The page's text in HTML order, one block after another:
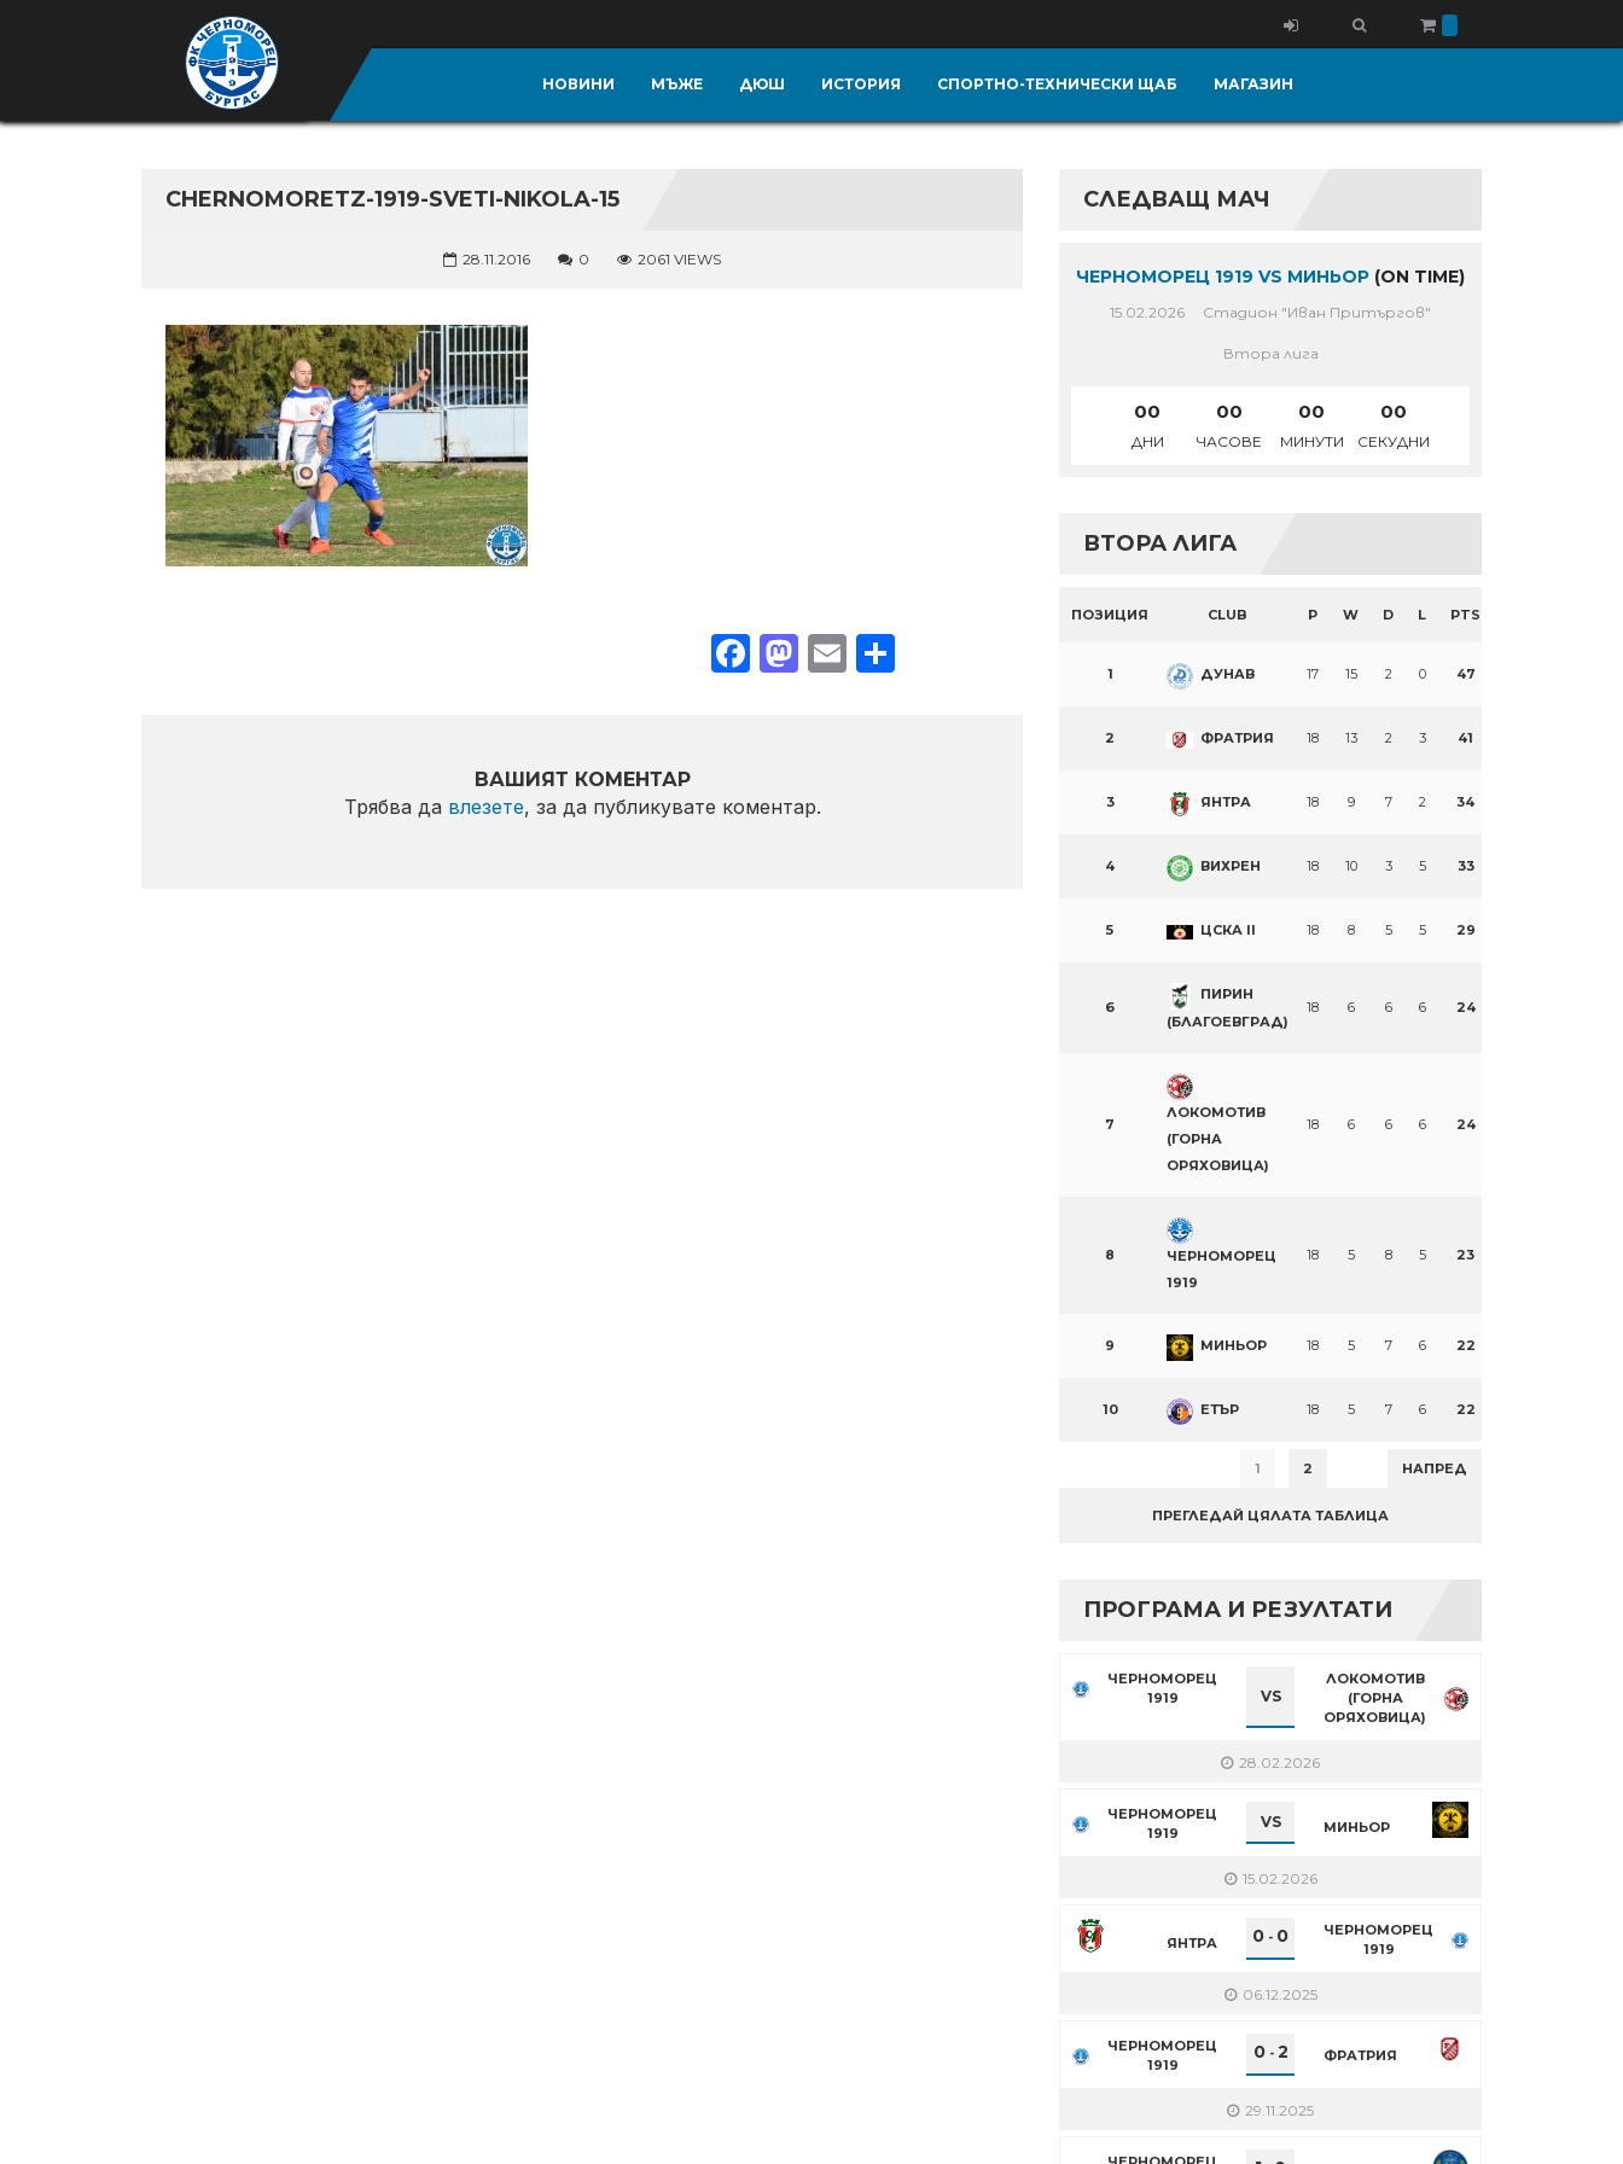
НОВИНИ МЪЖЕ ДЮШ ИСТОРИЯ СПОРТНО-ТЕХНИЧЕСКИ ЩАБ МАГАЗИН
CHERNOMORETZ-1919-SVETI-NIKOLA-15
28.11.2016 0 2061 VIEWS
Facebook
Mastodon
EmailShare
ВАШИЯТ КОМЕНТАР
Трябва да влезете, за да публикувате коментар.
СЛЕДВАЩ МАЧ
ЧЕРНОМОРЕЦ 1919 VS МИНЬОР (ON TIME)
15.02.2026 Стадион "Иван Притъргов"
Втора лига
00
ДНИ
00
ЧАСОВЕ
00
МИНУТИ
00
СЕКУДНИ
ВТОРА ЛИГА
ПОЗИЦИЯ CLUB P W D L PTS
1 ДУНАВ 17 15 2 0 47
2 ФРАТРИЯ 18 13 2 3 41
3 ЯНТРА 18 9 7 2 34
4 ВИХРЕН 18 10 3 5 33
5 ЦСКА II 18 8 5 5 29
6
ПИРИН
(БЛАГОЕВГРАД)
18 6 6 6 24
7
ЛОКОМОТИВ
(ГОРНА
ОРЯХОВИЦА)
18 6 6 6 24
8
ЧЕРНОМОРЕЦ
1919
18 5 8 5 23
9 МИНЬОР 18 5 7 6 22
10 ЕТЪР 18 5 7 6 22
1 2 НАПРЕД
ПРЕГЛЕДАЙ ЦЯЛАТА ТАБЛИЦА
ПРОГРАМА И РЕЗУЛТАТИ
ЧЕРНОМОРЕЦ
1919
VS
ЛОКОМОТИВ
(ГОРНА
ОРЯХОВИЦА)
28.02.2026
ЧЕРНОМОРЕЦ
1919
VS МИНЬОР
15.02.2026
ЯНТРА 0 - 0
ЧЕРНОМОРЕЦ
1919
06.12.2025
ЧЕРНОМОРЕЦ
1919
0- 2 ФРАТРИЯ
29.11.2025